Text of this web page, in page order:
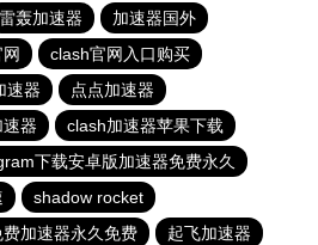
雷轰加速器
加速器国外
clash官网入口购买
速器
点点加速器
器
clash加速器苹果下载
下载安卓版加速器免费永久
shadow rocket
加速器永久免费
起飞加速器